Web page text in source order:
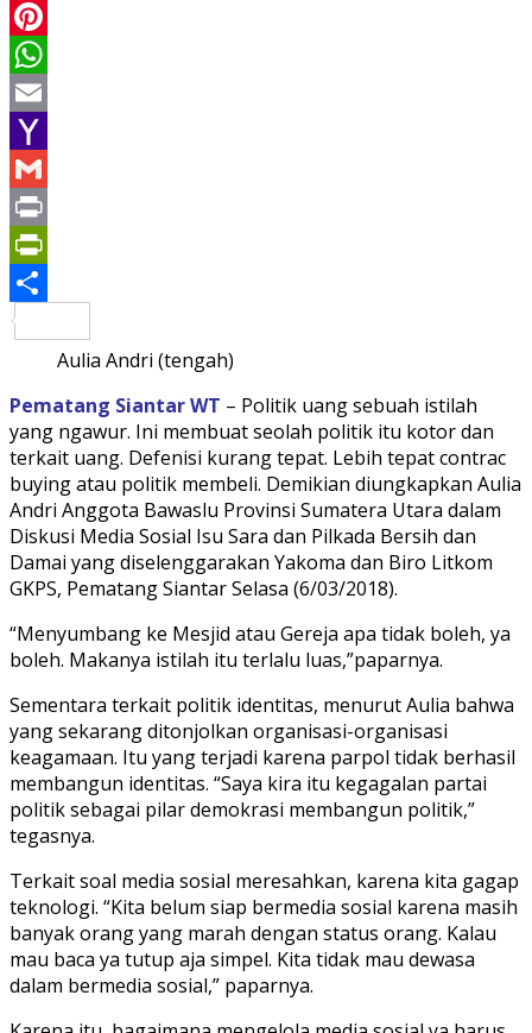
LinkedIn
Pinterest
WhatsApp
Email
Yahoo
Mail
Gmail
Print
PrintFriendly
Aulia Andri (tengah)
Pematang Siantar WT – Politik uang sebuah istilah
yang ngawur. Ini membuat seolah politik itu kotor dan
terkait uang. Defenisi kurang tepat. Lebih tepat contrac
buying atau politik membeli. Demikian diungkapkan Aulia
Andri Anggota Bawaslu Provinsi Sumatera Utara dalam
Diskusi Media Sosial Isu Sara dan Pilkada Bersih dan
Damai yang diselenggarakan Yakoma dan Biro Litkom
GKPS, Pematang Siantar Selasa (6/03/2018).
“Menyumbang ke Mesjid atau Gereja apa tidak boleh, ya
boleh. Makanya istilah itu terlalu luas,”paparnya.
Sementara terkait politik identitas, menurut Aulia bahwa
yang sekarang ditonjolkan organisasi-organisasi
keagamaan. Itu yang terjadi karena parpol tidak berhasil
membangun identitas. “Saya kira itu kegagalan partai
politik sebagai pilar demokrasi membangun politik,”
tegasnya.
Terkait soal media sosial meresahkan, karena kita gagap
teknologi. “Kita belum siap bermedia sosial karena masih
banyak orang yang marah dengan status orang. Kalau
mau baca ya tutup aja simpel. Kita tidak mau dewasa
dalam bermedia sosial,” paparnya.